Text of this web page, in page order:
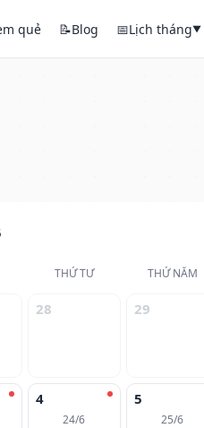
quẻ 📝Blog 📅Lịch tháng▼
THỨ TƯ THỨ NĂM
28 29
4
24/6
5
25/6